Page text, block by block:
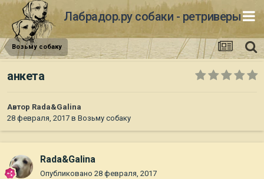
Лабрадор.ру собаки - ретриверы
Возьму собаку
анкета
Автор Rada&Galina
28 февраля, 2017 в Возьму собаку
Rada&Galina
Опубликовано 28 февраля, 2017